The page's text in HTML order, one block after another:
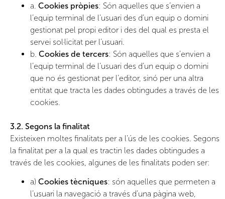
a. Cookies pròpies: Són aquelles que s’envien a
l’equip terminal de l’usuari des d’un equip o domini
gestionat pel propi editor i des del qual es presta el
servei sol·licitat per l’usuari.
b. Cookies de tercers: Són aquelles que s’envien a
l’equip terminal de l’usuari des d’un equip o domini
que no és gestionat per l’editor, sinó per una altra
entitat que tracta les dades obtingudes a través de les
cookies.
3.2. Segons la finalitat
Existeixen moltes finalitats per a l’ús de les cookies. Segons
la finalitat per a la qual es tractin les dades obtingudes a
través de les cookies, algunes de les finalitats poden ser:
a) Cookies tècniques: són aquelles que permeten a
l’usuari la navegació a través d’una pàgina web,